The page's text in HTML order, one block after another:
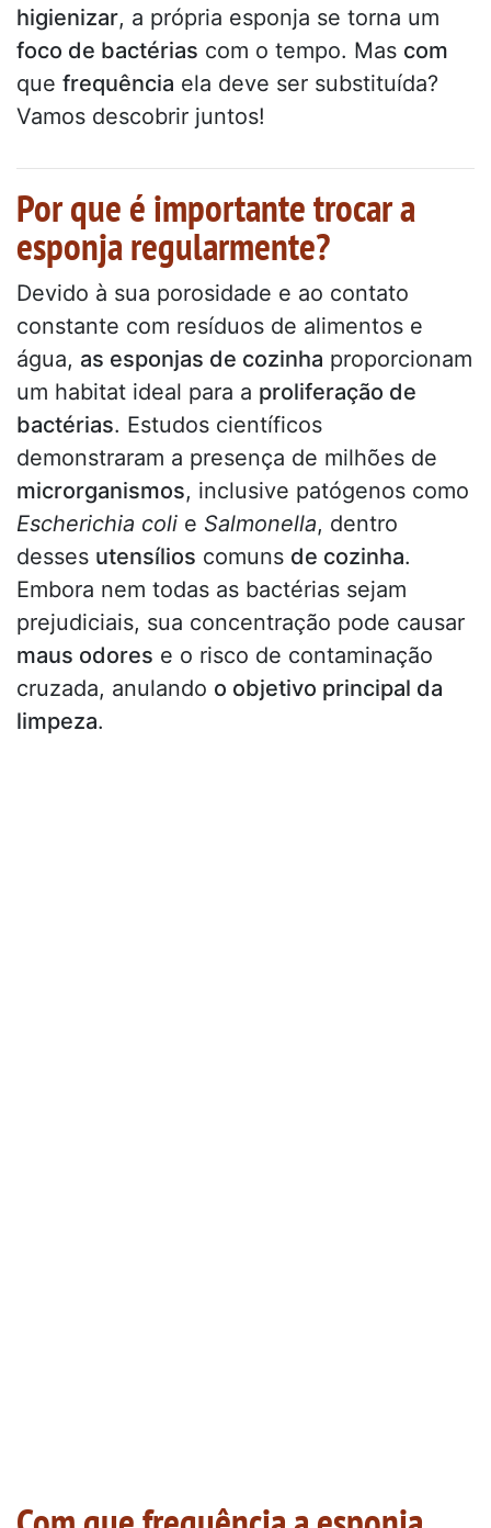
higienizar, a própria esponja se torna um
foco de bactérias com o tempo. Mas com
que frequência ela deve ser substituída?
Vamos descobrir juntos!
Por que é importante trocar a
esponja regularmente?
Devido à sua porosidade e ao contato
constante com resíduos de alimentos e
água, as esponjas de cozinha proporcionam
um habitat ideal para a proliferação de
bactérias. Estudos científicos
demonstraram a presença de milhões de
microrganismos, inclusive patógenos como
Escherichia coli e Salmonella, dentro
desses utensílios comuns de cozinha.
Embora nem todas as bactérias sejam
prejudiciais, sua concentração pode causar
maus odores e o risco de contaminação
cruzada, anulando o objetivo principal da
limpeza.